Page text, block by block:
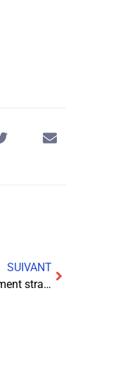
SUIVANT
Coût création d’un intranet : un investissement stratégique pour les entreprises